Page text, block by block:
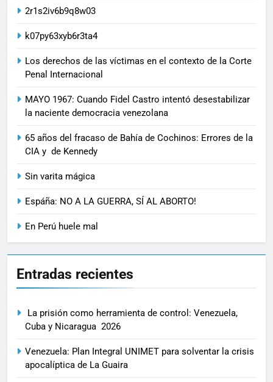
2r1s2iv6b9q8w03
k07py63xyb6r3ta4
Los derechos de las víctimas en el contexto de la Corte
Penal Internacional
MAYO 1967: Cuando Fidel Castro intentó desestabilizar
la naciente democracia venezolana
65 años del fracaso de Bahía de Cochinos: Errores de la
CIA y de Kennedy
Sin varita mágica
Espáña: NO A LA GUERRA, SÍ AL ABORTO!
En Perú huele mal
Entradas recientes
La prisión como herramienta de control: Venezuela,
Cuba y Nicaragua 2026
Venezuela: Plan Integral UNIMET para solventar la crisis
apocalíptica de La Guaira